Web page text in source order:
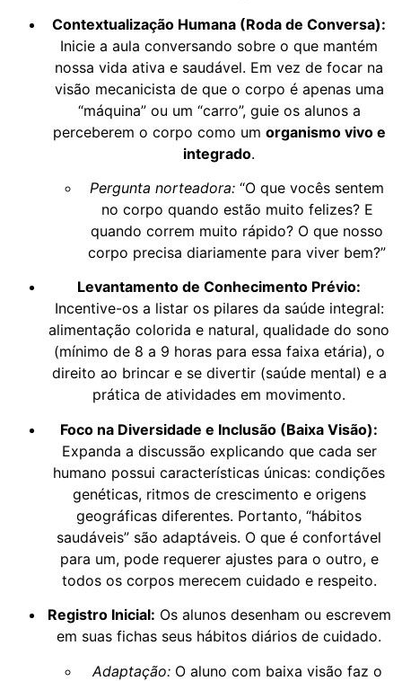
Contextualização Humana (Roda de Conversa):
Inicie a aula conversando sobre o que mantém
nossa vida ativa e saudável. Em vez de focar na
visão mecanicista de que o corpo é apenas uma
“máquina” ou um “carro”, guie os alunos a
perceberem o corpo como um organismo vivo e
integrado.
Pergunta norteadora: “O que vocês sentem
no corpo quando estão muito felizes? E
quando correm muito rápido? O que nosso
corpo precisa diariamente para viver bem?”
Levantamento de Conhecimento Prévio:
Incentive-os a listar os pilares da saúde integral:
alimentação colorida e natural, qualidade do sono
(mínimo de 8 a 9 horas para essa faixa etária), o
direito ao brincar e se divertir (saúde mental) e a
prática de atividades em movimento.
Foco na Diversidade e Inclusão (Baixa Visão):
Expanda a discussão explicando que cada ser
humano possui características únicas: condições
genéticas, ritmos de crescimento e origens
geográficas diferentes. Portanto, “hábitos
saudáveis” são adaptáveis. O que é confortável
para um, pode requerer ajustes para o outro, e
todos os corpos merecem cuidado e respeito.
Registro Inicial: Os alunos desenham ou escrevem
em suas fichas seus hábitos diários de cuidado.
Adaptação:O aluno com baixa visão faz o